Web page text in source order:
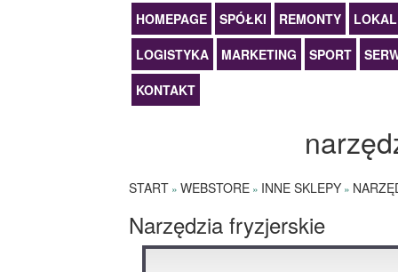
HOMEPAGE SPÓŁKI REMONTY
LOGISTYKA
MARKETING SPORT
KONTAKT
START » WEBSTORE » INNE SKLEPY »
Narzędzia fryzjerskie